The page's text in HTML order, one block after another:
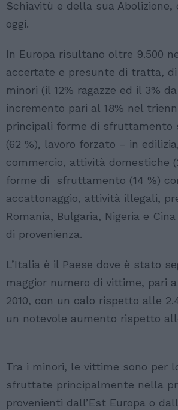
Schiavitù e della sua Abolizione,
oggi.
In Europa risultano oltre 9.500
accertate e presunte di tratta, di
minori (il 12% ragazze ed il 3%
incremento pari al 18% nel
principali forme di sfruttamento
(62 %), lavoro forzato – in
commercio, attività domestiche
forme di sfruttamento (14 %)
accattonaggio, attività illegali,
Romania, Bulgaria, Nigeria e
di provenienza.
L’Italia è il Paese dove è stato
maggior numero di vittime, pari
2010, con un calo rispetto alle
un notevole aumento rispetto
Tra i minori, le vittime sono per
sfruttate principalmente nella
provenienti dall’Est Europa o